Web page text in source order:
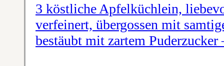
3 köstliche Apfelküchlein,
verfeinert, übergossen mit
bestäubt mit zartem